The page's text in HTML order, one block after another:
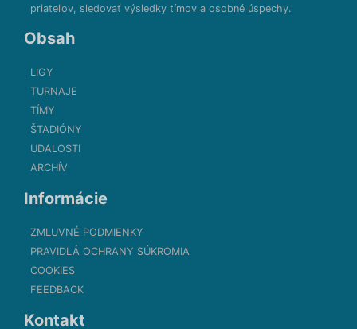
priateľov, sledovať výsledky tímov a osobné úspechy.
Obsah
LIGY
TURNAJE
TÍMY
ŠTADIÓNY
UDALOSTI
ARCHÍV
Informácie
ZMLUVNÉ PODMIENKY
PRAVIDLÁ OCHRANY SÚKROMIA
COOKIES
FEEDBACK
Kontakt